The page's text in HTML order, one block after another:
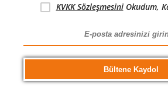
KVKK SözleşmesiniOkudum,